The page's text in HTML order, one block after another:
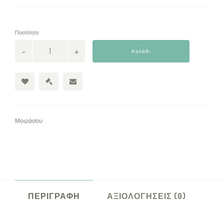
Ποσότητα
Καλάθι
Μοιράσου:
ΠΕΡΙΓΡΑΦΉ ΑΞΙΟΛΟΓΉΣΕΙΣ (0)